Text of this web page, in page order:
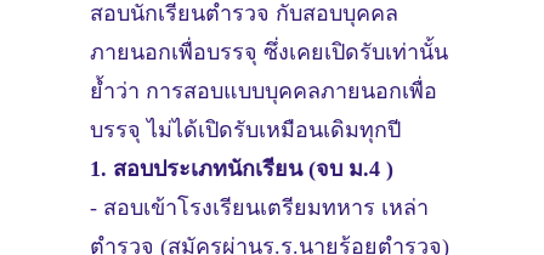
สอบนักเรียนตำรวจ กับสอบบุคคล
ภายนอกเพื่อบรรจุ ซึ่งเคยเปิดรับเท่านั้น
ย้ำว่า การสอบแบบบุคคลภายนอกเพื่อ
บรรจุ ไม่ได้เปิดรับเหมือนเดิมทุกปี
1. สอบประเภทนักเรียน (จบ ม.4 )
- สอบเข้าโรงเรียนเตรียมทหาร เหล่า
ตำรวจ (สมัครผ่านร.ร.นายร้อยตำรวจ)